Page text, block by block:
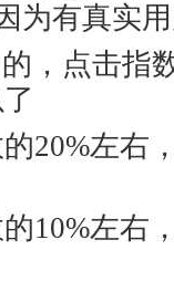
为有真实
，点击指
20%左右
10%左右